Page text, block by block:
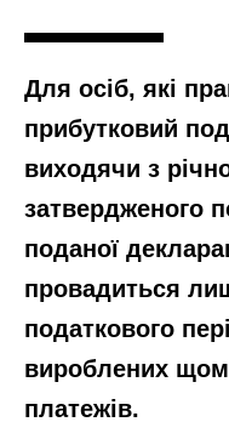
Для осіб, які
прибутковий
виходячи з
затвердженого
поданої
провадиться
податкового
вироблених
платежів.